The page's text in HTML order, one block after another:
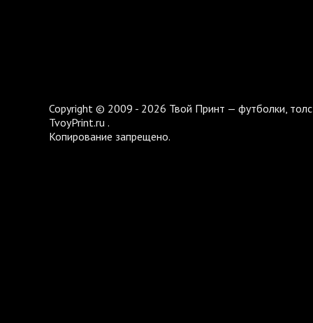
Copyright © 2009 - 2026 Твой Принт — футболки,
TvoyPrint.ru .
Копирование запрещено.